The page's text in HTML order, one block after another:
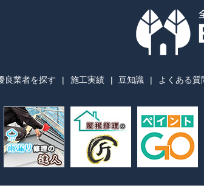
良業者を探す 施工実績 豆知識 よくある質